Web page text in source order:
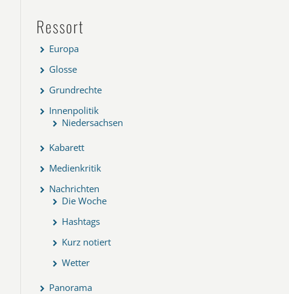
Ressort
Europa
Glosse
Grundrechte
Innenpolitik
Niedersachsen
Kabarett
Medienkritik
Nachrichten
Die Woche
Hashtags
Kurz notiert
Wetter
Panorama